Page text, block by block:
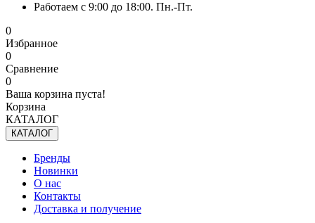
Работаем с 9:00 до 18:00. Пн.-Пт.
0
Избранное
0
Сравнение
0
Ваша корзина пуста!
Корзина
КАТАЛОГ
КАТАЛОГ
Бренды
Новинки
О нас
Контакты
Доставка и получение